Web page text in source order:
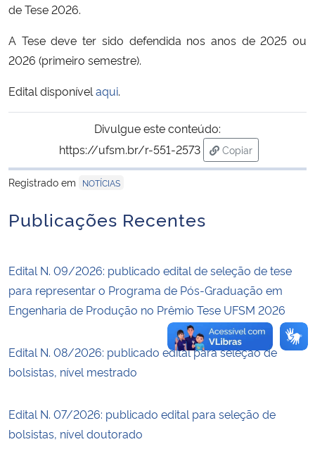
Ministério da Mulher, da Família e dos Direitos Humanos
Secretaria-Geral
Secretaria de Governo
Gabinete de Segurança Institucional
Advocacia-Geral da União
de Tese 2026.
A Tese deve ter sido defendida nos anos de 2025 ou
2026 (primeiro semestre).
Edital disponível aqui.
Divulgue este conteúdo:
https://ufsm.br/r-551-2573
Copiar
para área de
Registrado em
NOTÍCIAS
Publicações Recentes
Edital N. 09/2026: publicado edital de seleção de tese
para representar o Programa de Pós-Graduação em
Engenharia de Produção no Prêmio Tese UFSM 2026
Edital N. 08/2026: publicado edital para seleção de
bolsistas, nível mestrado
Edital N. 07/2026: publicado edital para seleção de
bolsistas, nível doutorado